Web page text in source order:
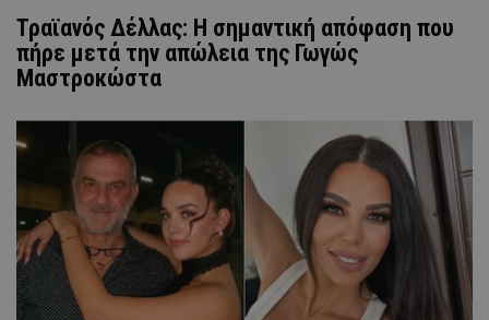
Τραϊανός Δέλλας: Η σημαντική απόφαση που
πήρε μετά την απώλεια της Γωγώς
Μαστροκώστα